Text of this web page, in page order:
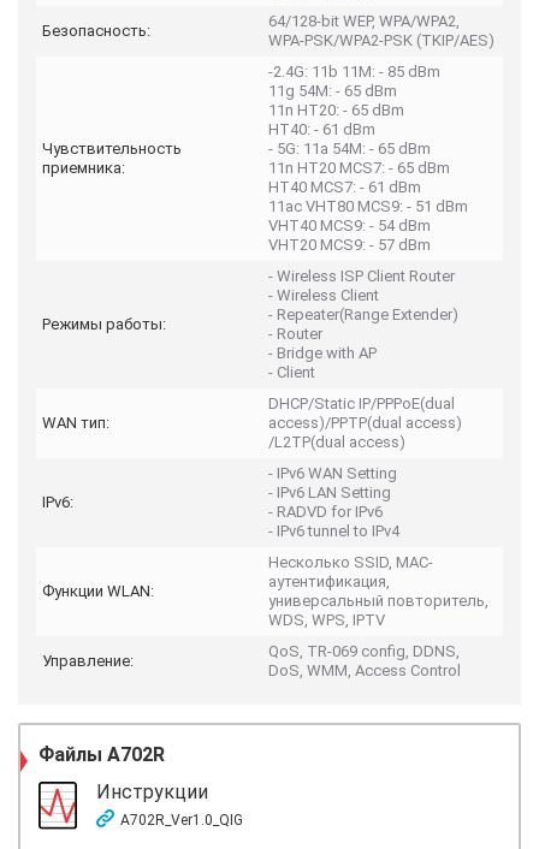
Безопасность:
64/128-bit WEP, WPA/WPA2,
WPA-PSK/WPA2-PSK (TKIP/AES)
Чувствительность
приемника:
-2.4G: 11b 11M: - 85 dBm
11g 54M: - 65 dBm
11n HT20: - 65 dBm
HT40: - 61 dBm
- 5G: 11a 54M: - 65 dBm
11n HT20 MCS7: - 65 dBm
HT40 MCS7: - 61 dBm
11ac VHT80 MCS9: - 51 dBm
VHT40 MCS9: - 54 dBm
VHT20 MCS9: - 57 dBm
Режимы работы:
- Wireless ISP Client Router
- Wireless Client
- Repeater(Range Extender)
- Router
- Bridge with AP
- Client
WAN тип:
DHCP/Static IP/PPPoE(dual
access)/PPTP(dual access)
/L2TP(dual access)
IPv6:
- IPv6 WAN Setting
- IPv6 LAN Setting
- RADVD for IPv6
- IPv6 tunnel to IPv4
Функции WLAN:
Несколько SSID, MAC-
аутентификация,
универсальный повторитель,
WDS, WPS, IPTV
Управление:
QoS, TR-069 config, DDNS,
DoS, WMM, Access Control
Файлы A702R
Инструкции
A702R_Ver1.0_QIG